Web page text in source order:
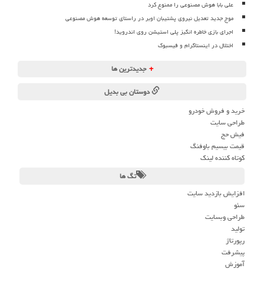
علی بابا هوش مصنوعی را ممنوع کرد
موج جدید تعدیل نیروی پشتیبان اوبر در راستای توسعه هوش مصنوعی
اجرای بازی خاطره انگیز پلی استیشن روی اندروید!
اختلال در اینستاگرام و فیسبوک
+ جدیدترین ها
دوستان بی بدیل
خرید و فروش خودرو
طراحی سایت
فیش حج
قیمت بیسیم باوفنگ
کوتاه کننده لینک
تگ ها
افزایش بازدید سایت
سئو
طراحی وبسایت
تولید
رپورتاژ
پیشرفت
آموزش